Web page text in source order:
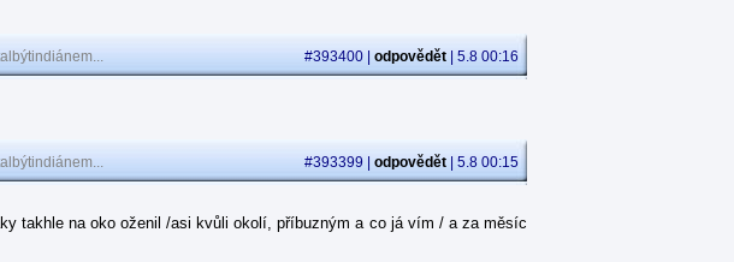
#393400 | odpovědět | 5.8 00:16
#393399 | odpovědět | 5.8 00:15
takhle na oko oženil /asi kvůli okolí, příbuzným a co já vím / a za měsíc